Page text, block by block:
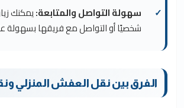
سهولة التواصل والمتابعة:يمكنك
شخصيًا أو التواصل مع فريقها بسهولة
الفرق بين نقل العفش المنزلي